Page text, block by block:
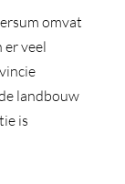
omvat
er veel
landbouw
is